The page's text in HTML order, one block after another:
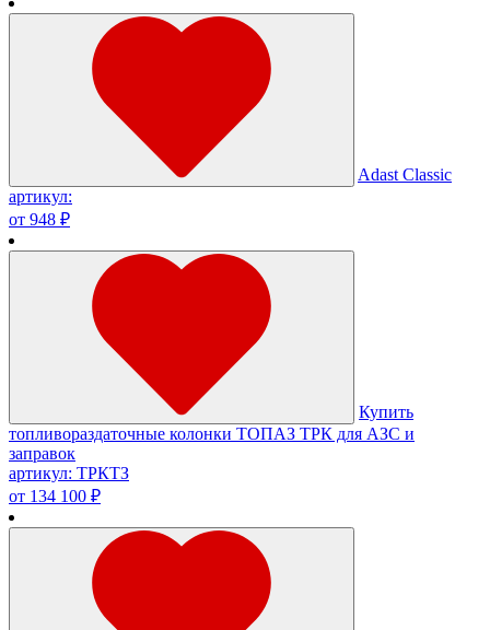
Adast Classic
артикул:
от 948 ₽
Купить
топливораздаточные колонки ТОПАЗ ТРК для АЗС и
заправок
артикул: ТРКТЗ
от 134 100 ₽